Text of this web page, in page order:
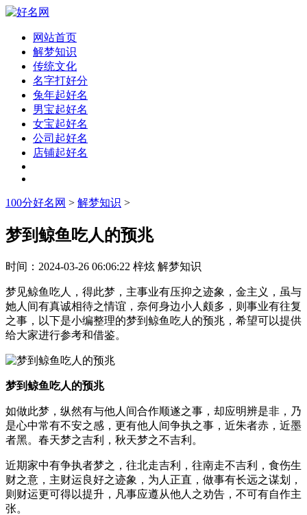
网站首页
解梦知识
传统文化
名字打好分
兔年起好名
男宝起好名
女宝起好名
公司起好名
店铺起好名
100分好名网 > 解梦知识 >
梦到鲸鱼吃人的预兆
时间： 2024-03-26 06:06:22 梓炫 解梦知识
梦见鲸鱼吃人，得此梦，主事业有压抑之迹象，金主义，虽与
她人间有真诚相待之情谊，奈何身边小人颇多，则事业有往复
之事，以下是小编整理的梦到鲸鱼吃人的预兆，希望可以提供
给大家进行参考和借鉴。
梦到鲸鱼吃人的预兆
如做此梦，纵然有与他人间合作顺遂之事，却应明辨是非，乃
是心中常有不安之感，更有他人间争执之事，近朱者赤，近墨
者黑。春天梦之吉利，秋天梦之不吉利。
近期家中有争执者梦之，往北走吉利，往南走不吉利，食伤生
财之意，主财运良好之迹象，为人正直，做事有长远之谋划，
则财运更可得以提升，凡事应遵从他人之劝告，不可有自作主
张。